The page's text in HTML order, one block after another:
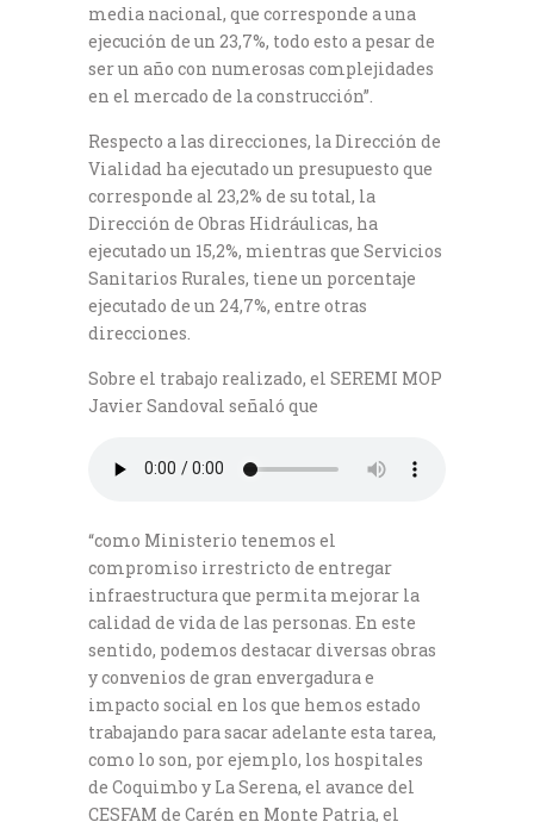
media nacional, que corresponde a una
ejecución de un 23,7%, todo esto a pesar de
ser un año con numerosas complejidades
en el mercado de la construcción”.
Respecto a las direcciones, la Dirección de
Vialidad ha ejecutado un presupuesto que
corresponde al 23,2% de su total, la
Dirección de Obras Hidráulicas, ha
ejecutado un 15,2%, mientras que Servicios
Sanitarios Rurales, tiene un porcentaje
ejecutado de un 24,7%, entre otras
direcciones.
Sobre el trabajo realizado, el SEREMI MOP
Javier Sandoval señaló que
“como Ministerio tenemos el
compromiso irrestricto de entregar
infraestructura que permita mejorar la
calidad de vida de las personas. En este
sentido, podemos destacar diversas obras
y convenios de gran envergadura e
impacto social en los que hemos estado
trabajando para sacar adelante esta tarea,
como lo son, por ejemplo, los hospitales
de Coquimbo y La Serena, el avance del
CESFAM de Carén en Monte Patria, el